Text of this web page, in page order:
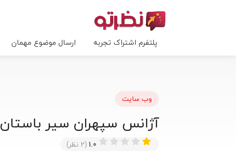
پلتفرم اشتراک تجربه ارسال موضوع مهمان
وب سایت
آژانس سپهران سیر باستان
1.0 (2 نظر)